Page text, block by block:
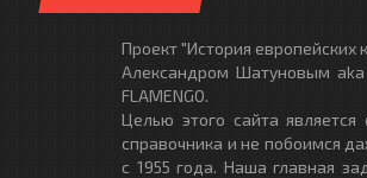
Проект "История европейских
Александром Шатуновым
FLAMENGO.
Целью этого сайта является
справочника и не побоимся
с 1955 года. Наша главная